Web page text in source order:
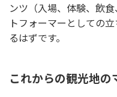
ンツ（入場、体験、飲
トフォーマーとしての
るはずです。
これからの観光地の